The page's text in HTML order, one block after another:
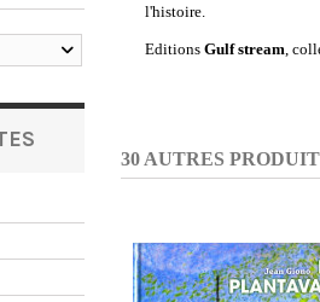
l'histoire.
Editions Gulf stream,
30 AUTRES